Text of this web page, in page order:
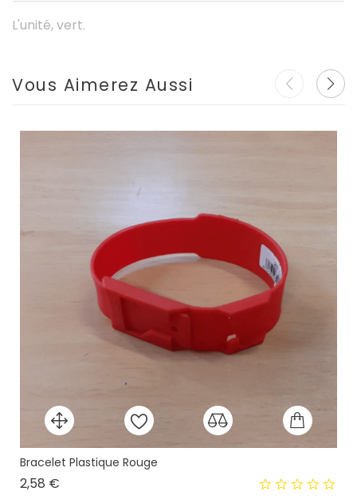
L'unité, vert.
Vous Aimerez Aussi
Bracelet Plastique Rouge
2,58 €